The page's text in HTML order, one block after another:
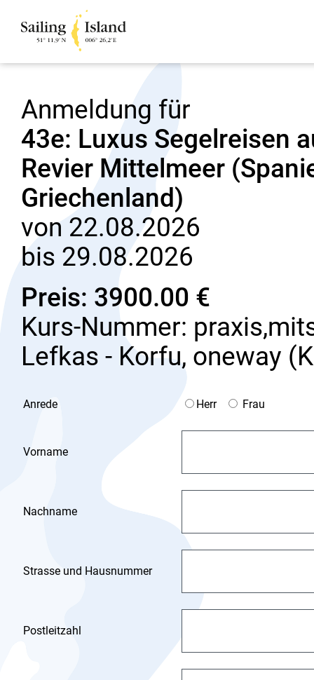
Anmeldung für
43e: Luxus Segelreisen
Revier Mittelmeer
Griechenland)
von 22.08.2026
bis 29.08.2026
Preis: 3900.00 €
Kurs-Nummer:
Lefkas - Korfu, oneway
Anrede Herr Frau
Vorname
Nachname
Strasse und Hausnummer
Postleitzahl